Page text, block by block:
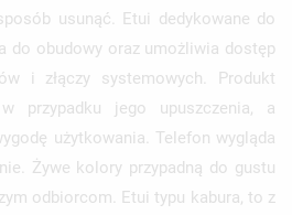
usunąć. Etui dedykowane do
do obudowy oraz umożliwia dostęp
i złączy systemowych. Produkt
przypadku jego upuszczenia, a
użytkowania. Telefon wygląda
Żywe kolory przypadną do gustu
odbiorcom. Etui typu kabura, to z